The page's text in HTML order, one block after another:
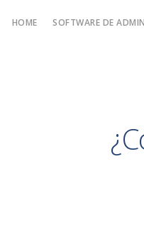
HOME SOFTWARE DE